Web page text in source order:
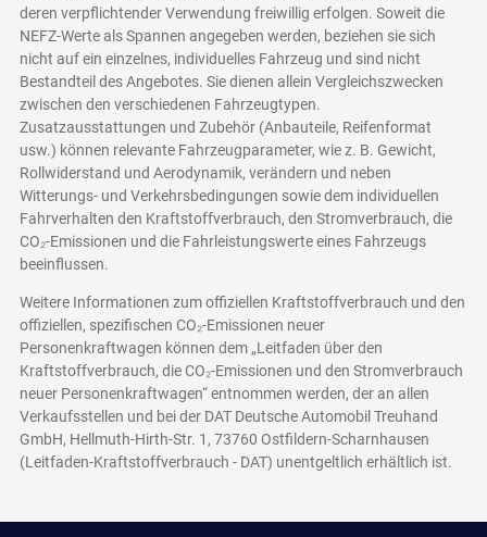
deren verpflichtender Verwendung freiwillig erfolgen. Soweit die
NEFZ-Werte als Spannen angegeben werden, beziehen sie sich
nicht auf ein einzelnes, individuelles Fahrzeug und sind nicht
Bestandteil des Angebotes. Sie dienen allein Vergleichszwecken
zwischen den verschiedenen Fahrzeugtypen.
Zusatzausstattungen und Zubehör (Anbauteile, Reifenformat
usw.) können relevante Fahrzeugparameter, wie z. B. Gewicht,
Rollwiderstand und Aerodynamik, verändern und neben
Witterungs- und Verkehrsbedingungen sowie dem individuellen
Fahrverhalten den Kraftstoffverbrauch, den Stromverbrauch, die
CO₂-Emissionen und die Fahrleistungswerte eines Fahrzeugs
beeinflussen.
Weitere Informationen zum offiziellen Kraftstoffverbrauch und den
offiziellen, spezifischen CO₂-Emissionen neuer
Personenkraftwagen können dem „Leitfaden über den
Kraftstoffverbrauch, die CO₂-Emissionen und den Stromverbrauch
neuer Personenkraftwagen“ entnommen werden, der an allen
Verkaufsstellen und bei der DAT Deutsche Automobil Treuhand
GmbH, Hellmuth-Hirth-Str. 1, 73760 Ostfildern-Scharnhausen
(Leitfaden-Kraftstoffverbrauch - DAT) unentgeltlich erhältlich ist.